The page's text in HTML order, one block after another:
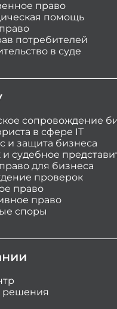
право
помощь
потребителей
в суде
сопровождение
в сфере IT
и защита бизнеса
судебное
для бизнеса
проверок
право
право
споры
решения